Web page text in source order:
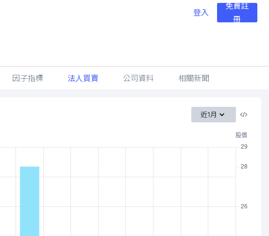
登入
免費註
冊
因子指標 法人買賣 公司資料 相關新聞
近1月